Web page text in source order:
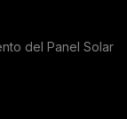
del Panel Solar